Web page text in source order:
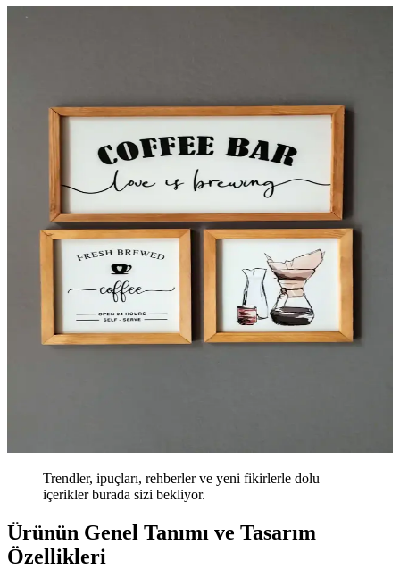
Trendler, ipuçları, rehberler ve yeni fikirlerle dolu
içerikler burada sizi bekliyor.
Ürünün Genel Tanımı ve Tasarım
Özellikleri